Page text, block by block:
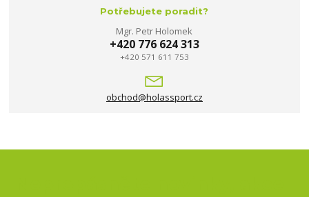
Potřebujete poradit?
Mgr. Petr Holomek
+420 776 624 313
+420 571 611 753
obchod@holassport.cz